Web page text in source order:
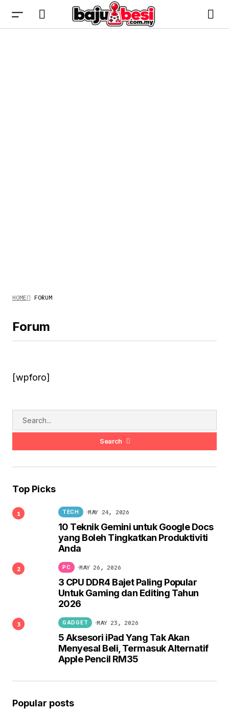
HOME FORUM
Forum
[wpforo]
Search
Top Picks
10 Teknik Gemini untuk Google Docs
yang Boleh Tingkatkan Produktiviti
Anda
TECH MAY 24, 2026
3 CPU DDR4 Bajet Paling Popular
Untuk Gaming dan Editing Tahun
2026
PC MAY 26, 2026
5 Aksesori iPad Yang Tak Akan
Menyesal Beli, Termasuk Alternatif
Apple Pencil RM35
GADGET MAY 23, 2026
Popular posts